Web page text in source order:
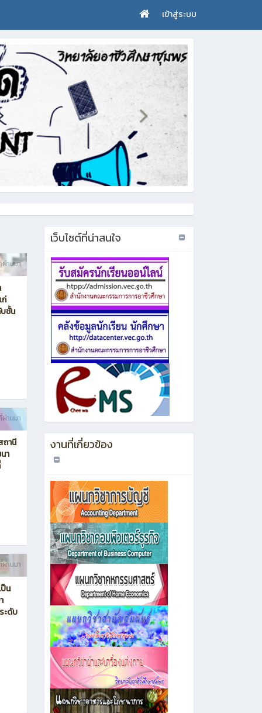
เข้าสู่ระบบ
านมา
ชั้น
านมา
ถานี
า
านมา
น
ะดับ
เว็บไซต์ที่น่าสนใจ
งานที่เกี่ยวข้อง